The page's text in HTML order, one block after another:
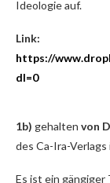
Ideologie auf.
Link:
https://
dl=0
1b) gehalten von
des Ca-Ira-Verlags
Es ist ein